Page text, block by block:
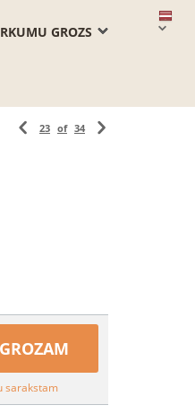
GROZS
23 of 34
sarakstam